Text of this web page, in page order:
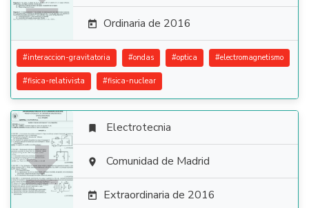
 Ordinaria de 2016
#interaccion-gravitatoria #ondas #optica #electromagnetismo
#fisica-relativista #fisica-nuclear

 Electrotecnia
 Comunidad de Madrid
 Extraordinaria de 2016